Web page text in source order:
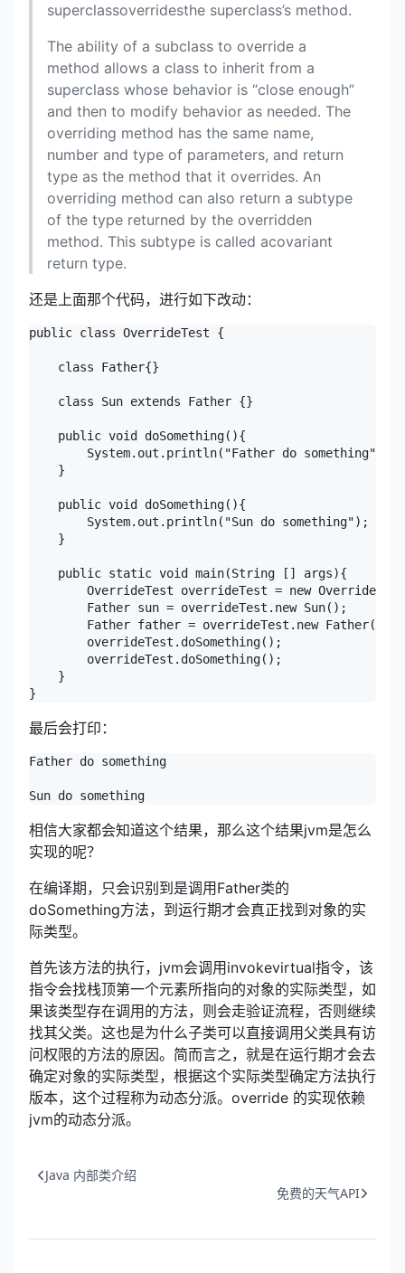
superclassoverridesthe superclass’s method.
The ability of a subclass to override a
method allows a class to inherit from a
superclass whose behavior is “close enough”
and then to modify behavior as needed. The
overriding method has the same name,
number and type of parameters, and return
type as the method that it overrides. An
overriding method can also return a subtype
of the type returned by the overridden
method. This subtype is called acovariant
return type.
还是上面那个代码，进行如下改动：
public class OverrideTest {
    class Father{}
    class Sun extends Father {}
    public void doSomething(){
        System.out.println("Father do something");
    }
    public void doSomething(){
        System.out.println("Sun do something");
    }
    public static void main(String [] args){
OverrideTest overrideTest = new
        Father sun = overrideTest.new Sun();
        Father father = overrideTest.new Father();
        overrideTest.doSomething();
        overrideTest.doSomething();
    }
}
最后会打印：
Father do something
Sun do something
相信大家都会知道这个结果，那么这个结果jvm是怎么
实现的呢？
在编译期，只会识别到是调用Father类的
doSomething方法，到运行期才会真正找到对象的实
际类型。
首先该方法的执行，jvm会调用invokevirtual指令，该
指令会找栈顶第一个元素所指向的对象的实际类型，如
果该类型存在调用的方法，则会走验证流程，否则继续
找其父类。这也是为什么子类可以直接调用父类具有访
问权限的方法的原因。简而言之，就是在运行期才会去
确定对象的实际类型，根据这个实际类型确定方法执行
版本，这个过程称为动态分派。override 的实现依赖
jvm的动态分派。
Java 内部类介绍
免费的天气API